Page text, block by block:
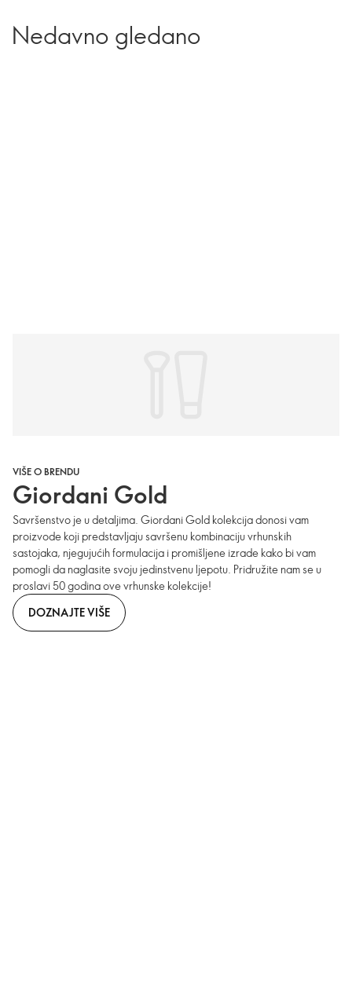
Nedavno gledano
VIŠE O BRENDU
Giordani Gold
Savršenstvo je u detaljima. Giordani Gold kolekcija donosi vam
proizvode koji predstavljaju savršenu kombinaciju vrhunskih
sastojaka, njegujućih formulacija i promišljene izrade kako bi vam
pomogli da naglasite svoju jedinstvenu ljepotu. Pridružite nam se u
proslavi 50 godina ove vrhunske kolekcije!
DOZNAJTE VIŠE